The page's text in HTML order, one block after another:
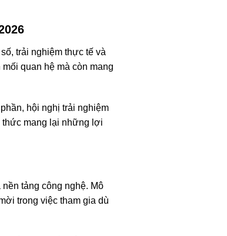
trải nghiệm thực tế và
quan hệ mà còn mang
hội nghị trải nghiệm
thức mang lại những lợi
tảng công nghệ. Mô
trong việc tham gia dù